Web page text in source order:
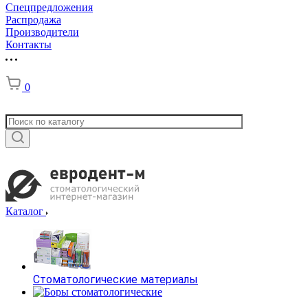
Спецпредложения
Распродажа
Производители
Контакты
0
Каталог
Стоматологические материалы